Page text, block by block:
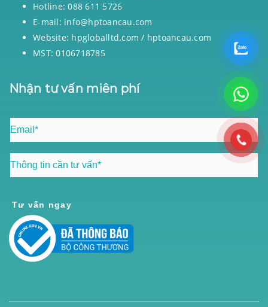
Hotline: 088 611 5726
E-mail: info@hptoancau.com
Website: hpgloballtd.com / hptoancau.com
MST: 0106718785
Nhận tư vấn miên phí
Tư vấn ngay